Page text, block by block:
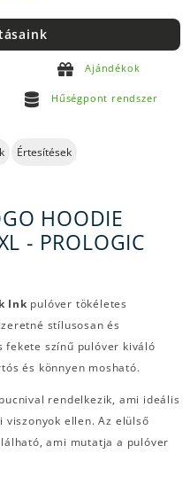
Ajándékok
Hűségpont rendszer
Értesítések
HOODIE
- PROLOGIC
Ink pulóver tökéletes
stílusosan és
fekete színű pulóver kiváló
és könnyen mosható.
rendelkezik, ami ideális
ellen. Az elülső
ami mutatja a pulóver